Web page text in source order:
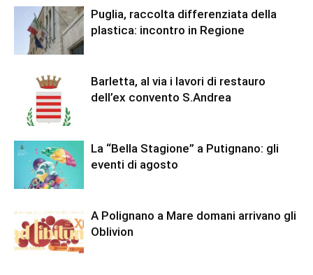
Puglia, raccolta differenziata della
plastica: incontro in Regione
Barletta, al via i lavori di restauro
dell’ex convento S.Andrea
La “Bella Stagione” a Putignano: gli
eventi di agosto
A Polignano a Mare domani arrivano gli
Oblivion